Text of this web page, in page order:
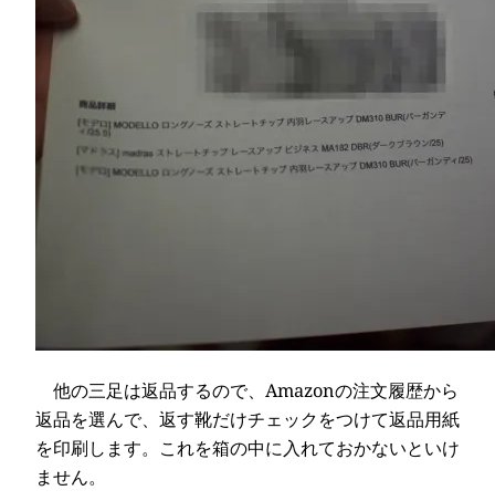
他の三足は返品するので、Amazonの注文履歴から
返品を選んで、返す靴だけチェックをつけて返品用紙
を印刷します。これを箱の中に入れておかないといけ
ません。